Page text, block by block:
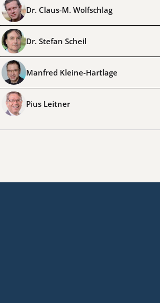
Dr. Claus-M. Wolfschlag
Dr. Stefan Scheil
Manfred Kleine-Hartlage
Pius Leitner